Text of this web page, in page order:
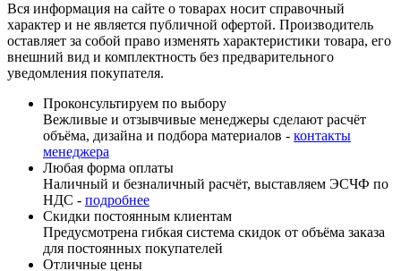
Вся информация на сайте о товарах носит справочный
характер и не является публичной офертой. Производитель
оставляет за собой право изменять характеристики товара, его
внешний вид и комплектность без предварительного
уведомления покупателя.
Проконсультируем по выбору
Вежливые и отзывчивые менеджеры сделают расчёт
объёма, дизайна и подбора материалов - контакты
менеджера
Любая форма оплаты
Наличный и безналичный расчёт, выставляем ЭСЧФ по
НДС - подробнее
Скидки постоянным клиентам
Предусмотрена гибкая система скидок от объёма заказа
для постоянных покупателей
Отличные цены